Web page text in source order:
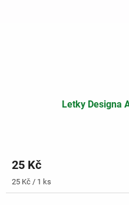
Letky Designa
25 Kč
Měrná
cena:
25 Kč / 1 ks